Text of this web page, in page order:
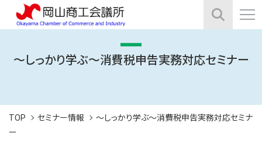
～しっかり学ぶ～消費税申告実務対応セミナー
TOP セミナー情報
～しっかり学ぶ～消費税申告実務対応セミナ
ー